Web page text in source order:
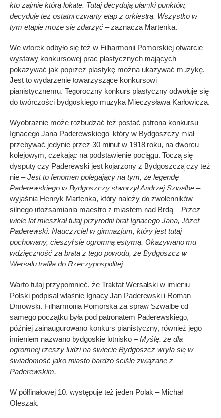
kto zajmie którą lokatę. Tutaj decydują ułamki punktów,
decyduje też ostatni czwarty etap z orkiestrą. Wszystko w
tym etapie może się zdarzyć – zaznacza Martenka.
We wtorek odbyło się też w Filharmonii Pomorskiej otwarcie
wystawy konkursowej prac plastycznych mających
pokazywać jak poprzez plastykę można ukazywać muzykę.
Jest to wydarzenie towarzyszące konkursowi
pianistycznemu. Tegoroczny konkurs plastyczny odwołuje się
do twórczości bydgoskiego muzyka Mieczysława Karłowicza.
Wyobraźnie może rozbudzać też postać patrona konkursu
Ignacego Jana Paderewskiego, który w Bydgoszczy miał
przebywać jedynie przez 30 minut w 1918 roku, na dworcu
kolejowym, czekając na podstawienie pociągu. Toczą się
dysputy czy Paderewski jest kojarzony z Bydgoszczą czy też
nie – Jest to fenomen polegający na tym, że legendę
Paderewskiego w Bydgoszczy stworzył Andrzej Szwalbe –
wyjaśnia Henryk Martenka, który należy do zwolenników
silnego utożsamiania maestro z miastem nad Brdą – Przez
wiele lat mieszkał tutaj przyrodni brat Ignacego Jana, Józef
Paderewski. Nauczyciel w gimnazjum, który jest tutaj
pochowany, cieszył się ogromną estymą. Okazywano mu
wdzięczność za brata z tego powodu, że Bydgoszcz w
Wersalu trafiła do Rzeczypospolitej.
Warto tutaj przypomnieć, że Traktat Wersalski w imieniu
Polski podpisał właśnie Ignacy Jan Paderewski i Roman
Dmowski. Filharmonia Pomorska za spraw Szwalbe od
samego początku była pod patronatem Paderewskiego,
później zainaugurowano konkurs pianistyczny, również jego
imieniem nazwano bydgoskie lotnisko –Myślę, że dla
ogromnej rzeszy ludzi na świecie Bydgoszcz wryła się w
świadomość jako miasto bardzo ściśle związane z
Paderewskim.
W półfinałowej 10. występuje też jeden Polak – Michał
Oleszak.